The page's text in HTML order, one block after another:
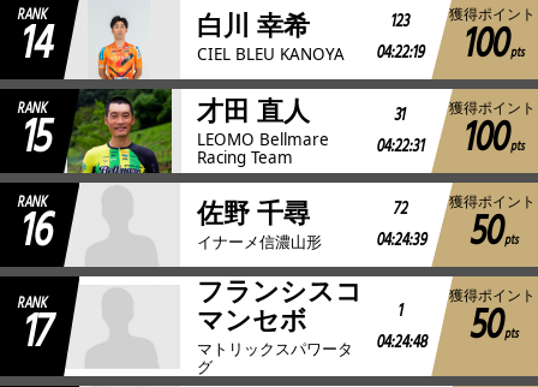
RANK
14 白川 幸希
CIEL BLEU KANOYA
123
04:22:19
獲得ポイント
100pts
RANK
15 才田 直人
LEOMO Bellmare
Racing Team
31
04:22:31
獲得ポイント
100pts
RANK
16 佐野 千尋
イナーメ信濃山形
72
04:24:39
獲得ポイント
50pts
RANK
17
フランシスコ
マンセボ
マトリックスパワータ
グ
1
04:24:48
獲得ポイント
50pts